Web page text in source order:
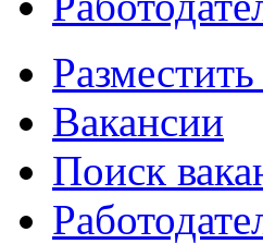
Вакансии
Поиск